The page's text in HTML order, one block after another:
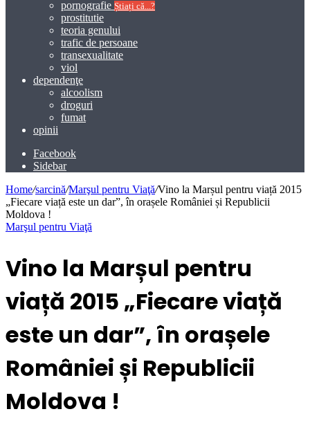
pornografie Știați că...?
prostitutie
teoria genului
trafic de persoane
transexualitate
viol
dependenţe
alcoolism
droguri
fumat
opinii
Facebook
Sidebar
Home/sarcină/Marşul pentru Viaţă/Vino la Marșul pentru viață 2015
„Fiecare viață este un dar”, în orașele României și Republicii
Moldova !
Marşul pentru Viaţă
Vino la Marșul pentru
viață 2015 „Fiecare viață
este un dar”, în orașele
României și Republicii
Moldova !